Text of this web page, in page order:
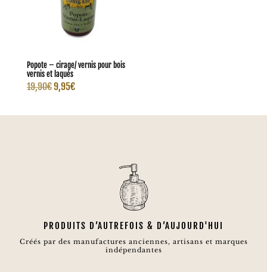
Popote – cirage/ vernis pour bois
vernis et laqués
19,90€Le
initial
9,95€Le
actuel
PRODUITS D’AUTREFOIS & D’AUJOURD'HUI
Créés par des manufactures anciennes, artisans et marques
indépendantes